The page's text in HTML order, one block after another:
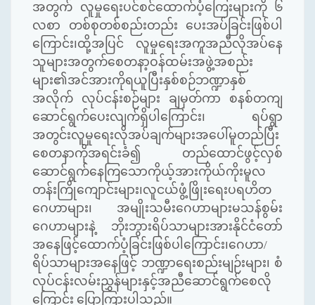
အတွက် လူမှုရေးပင်စင်ထောက်ပံ့ကြေးများကို ၆
လစာ တစ်စုတစ်စည်းတည်း ပေးအပ်ခြင်းဖြစ်ပါ
ကြောင်း၊ထို့အပြင် လူမှုရေးအကူအညီလိုအပ်နေ
သူများအတွက်စေတနာ့ဝန်ထမ်းအဖွဲ့အစည်း
များ၏အင်အားကိုရယူပြီးနှစ်စဉ်ဘဏ္ဍာနှစ်
အလိုက် လုပ်ငန်းစဉ်များ ချမှတ်ကာ စနစ်တကျ
ဆောင်ရွက်ပေးလျက်ရှိပါကြောင်း၊ ရပ်ရွာ
အတွင်းလူမှုရေးလိုအပ်ချက်များအပေါ်မူတည်ပြီး
စေတနာကိုအရင်းခံ၍ တည်ထောင်ဖွင့်လှစ်
ဆောင်ရွက်နေကြသောကိုယ့်အားကိုယ်ကိုးမူလ
တန်းကြိုကျောင်းများ၊လူငယ်ဖွံ့ဖြိုးရေးပရဟိတ
ဂေဟာများ၊ အမျိုးသမီးဂေဟာများမသန်စွမ်း
ဂေဟာများနဲ့ ဘိုးဘွားရိပ်သာများအားနိုင်ငံတော်
အနေဖြင့်ထောက်ပံ့ခြင်းဖြစ်ပါကြောင်း၊ဂေဟာ/
ရိပ်သာများအနေဖြင့် ဘဏ္ဍာရေးစည်းမျဉ်းများ၊ စံ
လုပ်ငန်းလမ်းညွှန်များနှင့်အညီဆောင်ရွက်စေလို
ကြောင်း ပြောကြားပါသည်။